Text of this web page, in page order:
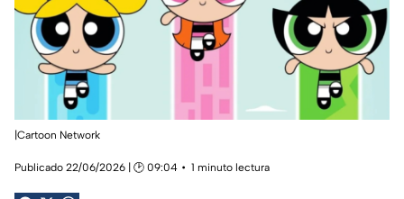
|Cartoon Network
Publicado 22/06/2026 | 🕑 09:04 1 minuto lectura